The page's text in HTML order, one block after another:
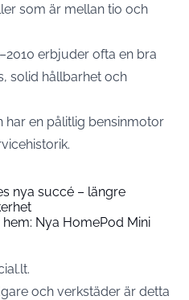
som är mellan tio och
erbjuder ofta en bra
solid hållbarhet och
har en pålitlig bensinmotor
nya succé – längre
Nya HomePod Mini
och verkstäder är detta